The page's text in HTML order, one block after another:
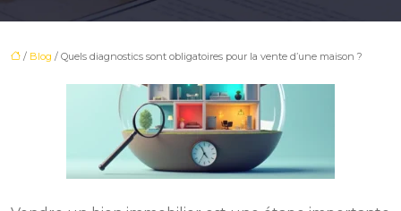
/ Blog / Quels diagnostics sont obligatoires pour la vente d’une maison ?